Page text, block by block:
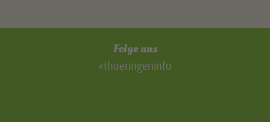
Folge uns
#thueringeninfo